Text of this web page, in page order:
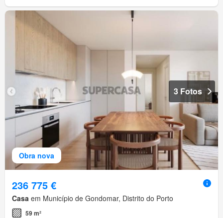
Obra nova
3 Fotos
236 775 €
Casa em Município de Gondomar, Distrito do Porto
59 m²